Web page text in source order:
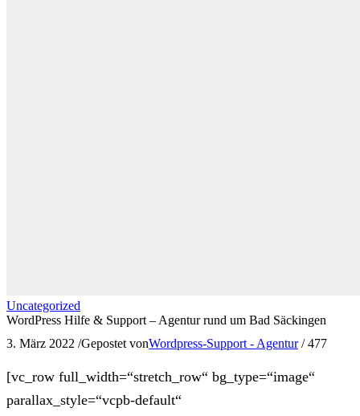
Uncategorized
WordPress Hilfe & Support – Agentur rund um Bad Säckingen
3. März 2022 /Gepostet vonWordpress-Support - Agentur / 477
[vc_row full_width=“stretch_row“ bg_type=“image“
parallax_style=“vcpb-default“